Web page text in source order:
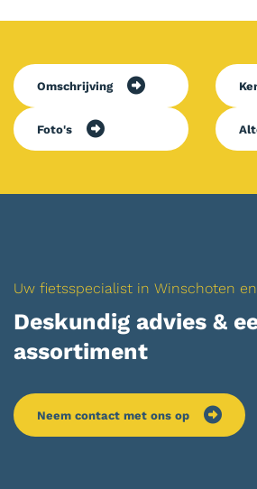
Omschrijving
Foto's
Uw fietsspecialist in Winschoten
Deskundig advies &
assortiment
Neem contact met ons op